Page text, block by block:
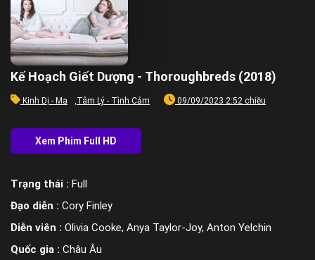
Kế Hoạch Giết Dượng - Thoroughbreds (2018)
Kinh Dị - Ma ,Tâm Lý - Tình Cảm 09/09/2023 2:52 chiều
Trạng thái : Full
Đạo diễn : Cory Finley
Diễn viên : Olivia Cooke, Anya Taylor-Joy, Anton Yelchin
Quốc gia : Châu Âu